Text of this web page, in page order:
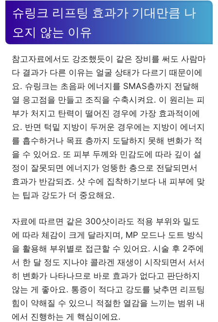
슈링크 리프팅 효과가 기대만큼 나
오지 않는 이유
참고자료에서도 강조했듯이 같은 장비를 써도 사람마
다 결과가 다른 이유는 얼굴 상태가 다르기 때문이에
요. 슈링크는 초음파 에너지를 SMAS층까지 전달해
열 응고점을 만들고 조직을 수축시켜요. 이 원리는 피
부가 처지고 탄력이 떨어진 경우에 가장 효과적이에
요. 반면 턱밑 지방이 두꺼운 경우에는 지방이 에너지
를 흡수하거나 목표 층까지 도달하지 못해 변화가 적
을 수 있어요. 또 피부 두께와 민감도에 따라 깊이 설
정이 잘못되면 에너지가 엉뚱한 층으로 전달되면서
효과가 반감되죠. 샷 수에 집착하기보다 내 피부에 맞
는 팁과 강도가 더 중요해요.
자료에 따르면 같은 300샷이라도 적용 부위와 밀도
에 따라 체감이 크게 달라지며, MP 모드나 도트 방식
을 활용해 부위별로 접근할 수 있어요. 시술 후 2주에
서 한 달 정도 지나야 콜라겐 재생이 시작되면서 서서
히 변화가 나타나므로 바로 효과가 없다고 판단하지
않는 게 좋아요. 통증이 적다고 강도를 낮추면 리프팅
힘이 약해질 수 있으니 적절한 열감을 느끼는 범위 내
에서 진행하는 게 핵심이에요.